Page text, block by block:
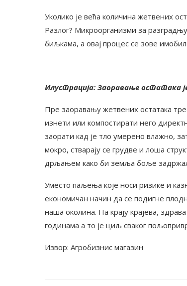
Уколико је већа количина жетвених
Разлог? Микроорганизми за
биљкама, а овај процес се зове
Илустрација: Заоравање остатака
Пре заоравању жетвених остатака
изнети или компостирати него
заорати кад је тло умерено влажно,
мокро, стварају се грудве и лоша
дрљањем како би земља боље
Уместо паљења које носи ризике и
економичан начин да се подигне
наша околина. На крају крајева,
годинама а то је циљ сваког
Извор: Агробизнис магазин